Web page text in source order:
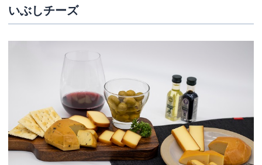
いぶしチーズ